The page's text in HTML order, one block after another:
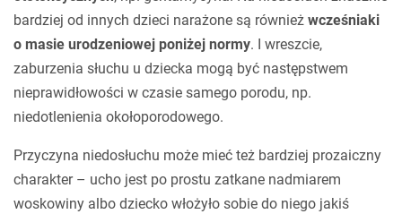
bardziej od innych dzieci narażone są również wcześniaki
o masie urodzeniowej poniżej normy. I wreszcie,
zaburzenia słuchu u dziecka mogą być następstwem
nieprawidłowości w czasie samego porodu, np.
niedotlenienia okołoporodowego.
Przyczyna niedosłuchu może mieć też bardziej prozaiczny
charakter – ucho jest po prostu zatkane nadmiarem
woskowiny albo dziecko włożyło sobie do niego jakiś